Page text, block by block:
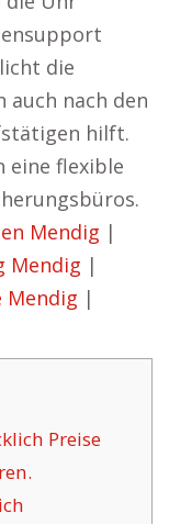
die
auch nach den
hilft.
eine flexible
Mendig |
Mendig |
Mendig |
Preise